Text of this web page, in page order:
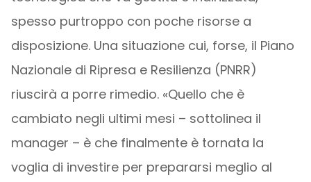
spesso purtroppo con poche risorse a
disposizione. Una situazione cui, forse, il Piano
Nazionale di Ripresa e Resilienza (PNRR)
riuscirà a porre rimedio. «Quello che è
cambiato negli ultimi mesi – sottolinea il
manager – è che finalmente è tornata la
voglia di investire per prepararsi meglio al